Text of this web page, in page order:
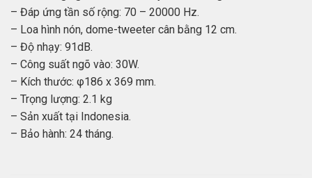
– Đáp ứng tần số rộng: 70 – 20000 Hz.
– Loa hình nón, dome-tweeter cân bằng 12 cm.
– Độ nhạy: 91dB.
– Công suất ngõ vào: 30W.
– Kích thước: φ186 x 369 mm.
– Trọng lượng: 2.1 kg
– Sản xuất tại Indonesia.
– Bảo hành: 24 tháng.